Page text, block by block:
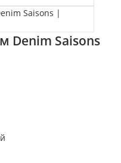
Denim Saisons